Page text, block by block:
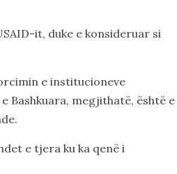
it, duke e konsideruar si
e institucioneve
Bashkuara, megjithatë, është e
e tjera ku ka qenë i